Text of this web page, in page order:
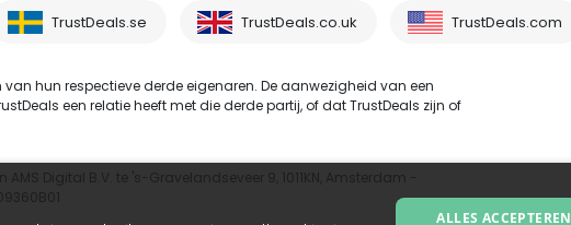
TrustDeals.se TrustDeals.co.uk TrustDeals.com
hun respectieve derde eigenaren. De aanwezigheid van een
een relatie heeft met die derde partij, of dat TrustDeals zijn of
ALLES ACCEPTEREN